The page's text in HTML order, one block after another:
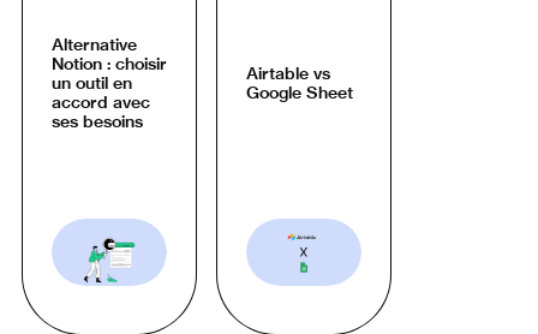
Alternative
Notion : choisir
un outil en
accord avec
ses besoins
Airtable vs
Google Sheet